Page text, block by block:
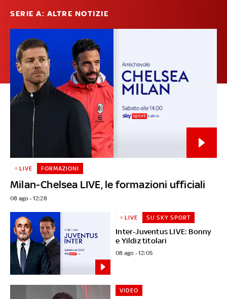
SERIE A: ALTRE NOTIZIE
Milan-Chelsea LIVE, le formazioni ufficiali
LIVE FORMAZIONI
08 ago - 12:28
Inter-Juventus LIVE: Bonny
e Yildiz titolari
LIVE SU SKY SPORT
08 ago - 12:05
VIDEO